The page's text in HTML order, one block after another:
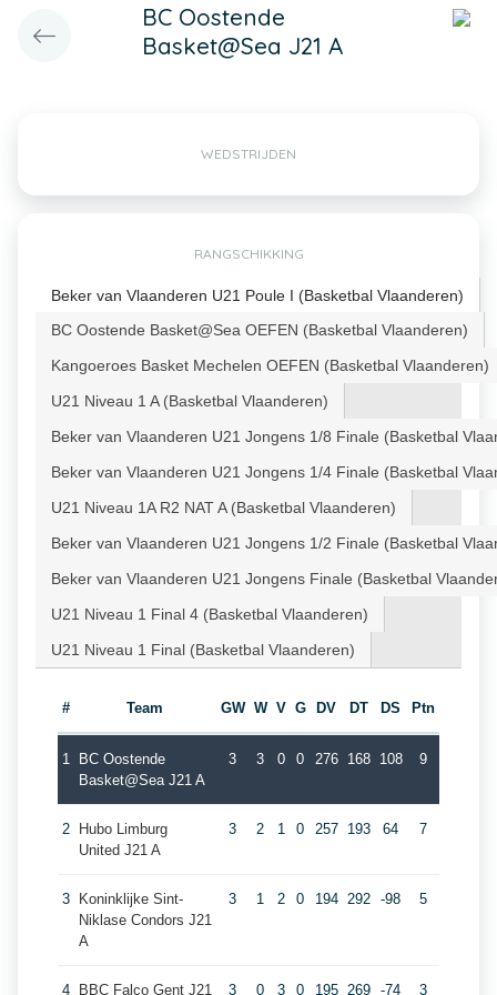
BC Oostende
Basket@Sea J21 A
WEDSTRIJDEN
RANGSCHIKKING
Beker van Vlaanderen U21 Poule I (Basketbal Vlaanderen)
BC Oostende Basket@Sea OEFEN (Basketbal Vlaanderen)
Kangoeroes Basket Mechelen OEFEN (Basketbal Vlaanderen)
U21 Niveau 1 A (Basketbal Vlaanderen)
Beker van Vlaanderen U21 Jongens 1/8 Finale (Basketbal
Beker van Vlaanderen U21 Jongens 1/4 Finale (Basketbal
U21 Niveau 1A R2 NAT A (Basketbal Vlaanderen)
Beker van Vlaanderen U21 Jongens 1/2 Finale (Basketbal
Beker van Vlaanderen U21 Jongens Finale (Basketbal
U21 Niveau 1 Final 4 (Basketbal Vlaanderen)
U21 Niveau 1 Final (Basketbal Vlaanderen)
# Team GW W V G DV DT DS Ptn
1
BC Oostende
Basket@Sea J21 A
3 3 0 0 276 168 108 9
2
Hubo Limburg
United J21 A
3 2 1 0 257 193 64 7
3
Koninklijke Sint-
Niklase Condors J21
A
3 1 2 0 194 292 -98 5
4 BBC Falco Gent J21 3 0 3 0 195 269 -74 3